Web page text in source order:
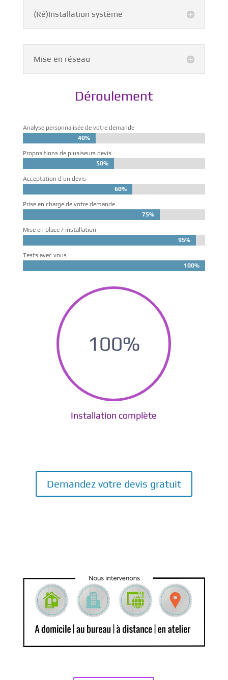
(Ré)Installation système
Mise en réseau
Déroulement
Analyse personnalisée de votre demande
40%
40%
Propositions de plusiseurs devis
50%
50%
Acceptation d’un devis
60%
60%
Prise en charge de votre demande
75%
75%
Mise en place / installation
95%
95%
Tests avec vous
100%
100%
100%
Installation complète
Demandez votre devis gratuit